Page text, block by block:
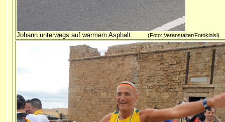
Johann unterwegs auf warmem Asphalt (Foto: Veranstalter/Fotokinisi)